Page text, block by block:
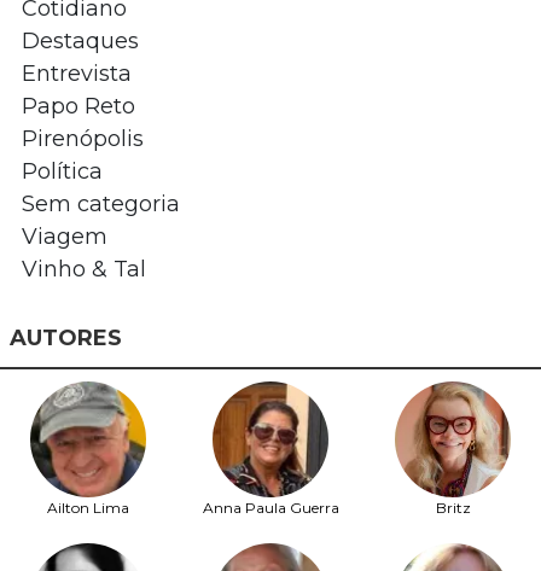
Cotidiano
Destaques
Entrevista
Papo Reto
Pirenópolis
Política
Sem categoria
Viagem
Vinho & Tal
AUTORES
Ailton Lima Anna Paula Guerra Britz